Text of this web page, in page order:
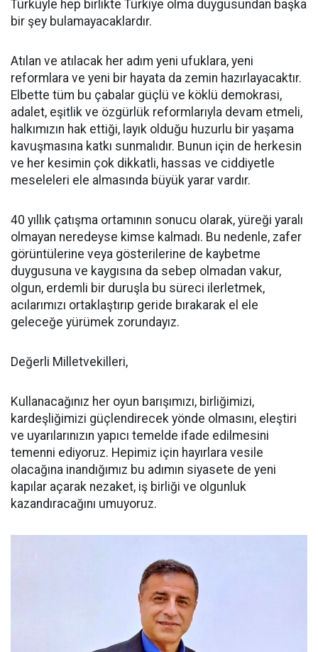
Türküyle hep birlikte Türkiye olma duygusundan başka
bir şey bulamayacaklardır.
Atılan ve atılacak her adım yeni ufuklara, yeni
reformlara ve yeni bir hayata da zemin hazırlayacaktır.
Elbette tüm bu çabalar güçlü ve köklü demokrasi,
adalet, eşitlik ve özgürlük reformlarıyla devam etmeli,
halkımızın hak ettiği, layık olduğu huzurlu bir yaşama
kavuşmasına katkı sunmalıdır. Bunun için de herkesin
ve her kesimin çok dikkatli, hassas ve ciddiyetle
meseleleri ele almasında büyük yarar vardır.
40 yıllık çatışma ortamının sonucu olarak, yüreği yaralı
olmayan neredeyse kimse kalmadı. Bu nedenle, zafer
görüntülerine veya gösterilerine de kaybetme
duygusuna ve kaygısına da sebep olmadan vakur,
olgun, erdemli bir duruşla bu süreci ilerletmek,
acılarımızı ortaklaştırıp geride bırakarak el ele
geleceğe yürümek zorundayız.
Değerli Milletvekilleri,
Kullanacağınız her oyun barışımızı, birliğimizi,
kardeşliğimizi güçlendirecek yönde olmasını, eleştiri
ve uyarılarınızın yapıcı temelde ifade edilmesini
temenni ediyoruz. Hepimiz için hayırlara vesile
olacağına inandığımız bu adımın siyasete de yeni
kapılar açarak nezaket, iş birliği ve olgunluk
kazandıracağını umuyoruz.